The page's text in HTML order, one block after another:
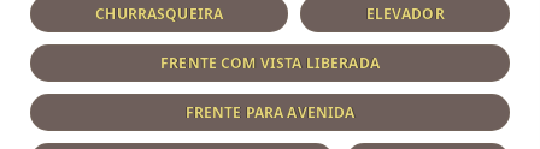
CHURRASQUEIRA ELEVADOR
FRENTE COM VISTA LIBERADA
FRENTE PARA AVENIDA